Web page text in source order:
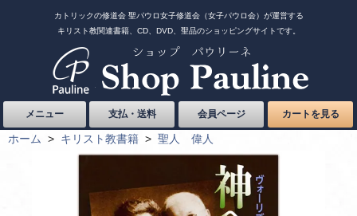
カトリックの修道会 聖パウロ女子修道会（女子パウロ会）が運営する
キリスト教関連書籍、CD、DVD、聖品のショッピングサイトです。
メニュー 支払・送料 会員ページ カートを見る
ホーム > キリスト教書籍 > 聖人 偉人